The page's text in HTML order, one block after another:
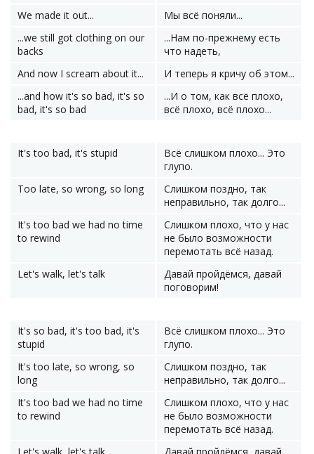
We made it out...
Мы всё поняли...
...we still got clothing on our
backs
...Нам по-прежнему есть
что надеть,
And now I scream about it...
И теперь я кричу об этом...
...and how it's so bad, it's so
bad, it's so bad
...И о том, как всё плохо,
всё плохо, всё плохо...
It's too bad, it's stupid
Всё слишком плохо... Это
глупо.
Too late, so wrong, so long
Слишком поздно, так
неправильно, так долго...
It's too bad we had no time
to rewind
Слишком плохо, что у нас
не было возможности
перемотать всё назад.
Let's walk, let's talk
Давай пройдёмся, давай
поговорим!
It's so bad, it's too bad, it's
stupid
Всё слишком плохо... Это
глупо.
It's too late, so wrong, so
long
Слишком поздно, так
неправильно, так долго...
It's too bad we had no time
to rewind
Слишком плохо, что у нас
не было возможности
перемотать всё назад.